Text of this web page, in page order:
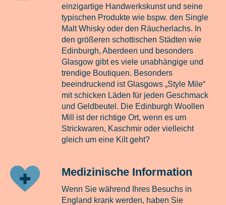
einzigartige Handwerkskunst und seine
typischen Produkte wie bspw. den Single
Malt Whisky oder den Räucherlachs. In
den größeren schottischen Städten wie
Edinburgh, Aberdeen und besonders
Glasgow gibt es viele unabhängige und
trendige Boutiquen. Besonders
beeindruckend ist Glasgows „Style Mile“
mit schicken Läden für jeden Geschmack
und Geldbeutel. Die Edinburgh Woollen
Mill ist der richtige Ort, wenn es um
Strickwaren, Kaschmir oder vielleicht
gleich um eine Kilt geht?
Medizinische Information
Wenn Sie während Ihres Besuchs in
England krank werden, haben Sie